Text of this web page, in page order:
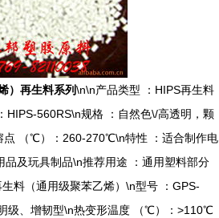
）再生料系列\n\n产品类型 ：HIPS再生料
HIPS-560RS\n规格 ：自然色\/高透明，颗
点 （℃）：260-270℃\n特性 ：适合制作电
品及玩具制品\n推荐用途 ：通用塑料部分
料（通用级聚苯乙烯）\n型号 ：GPS-
级、增韧型\n热变形温度 （℃）：>110℃